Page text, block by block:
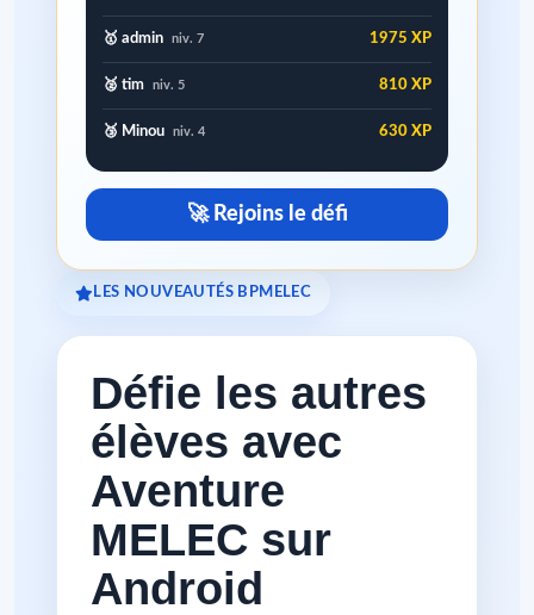
🥇 admin niv. 7 1975 XP
🥈 tim niv. 5 810 XP
🥉 Minou niv. 4 630 XP
🚀 Rejoins le défi
LES NOUVEAUTÉS BPMELEC
Défie les autres
élèves avec
Aventure
MELEC sur
Android